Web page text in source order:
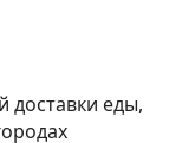
доставки еды,